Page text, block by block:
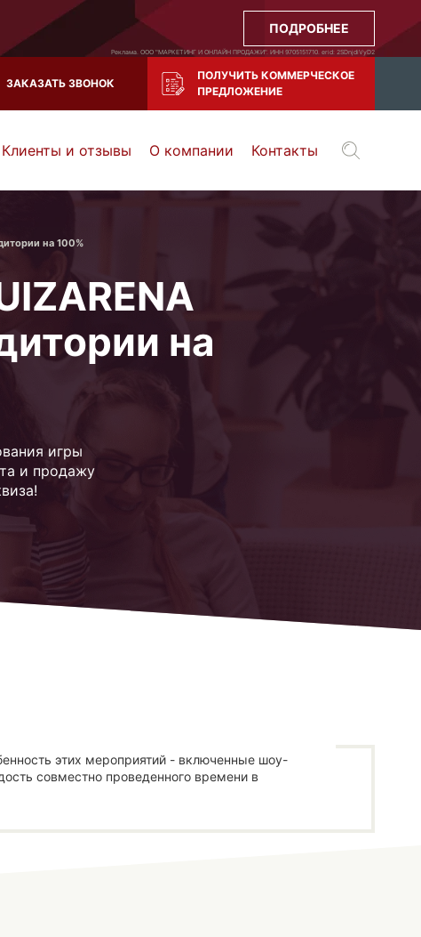
ПОДРОБНЕЕ
Реклама. ООО "МАРКЕТИНГ И ОНЛАЙН ПРОДАЖИ". ИНН 9705151710. erid: 2SDnjdiVyD2
ЗАКАЗАТЬ ЗВОНОК
ПОЛУЧИТЬ КОММЕРЧЕСКОЕ
ПРЕДЛОЖЕНИЕ
Воронеж
Тула
Клиенты и отзывы О компании Контакты
на 100%
на
игры
и продажу
этих мероприятий - включенные шоу-
совместно проведенного времени в